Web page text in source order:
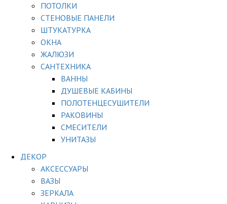
ПОТОЛКИ
СТЕНОВЫЕ ПАНЕЛИ
ШТУКАТУРКА
ОКНА
ЖАЛЮЗИ
САНТЕХНИКА
ВАННЫ
ДУШЕВЫЕ КАБИНЫ
ПОЛОТЕНЦЕСУШИТЕЛИ
РАКОВИНЫ
СМЕСИТЕЛИ
УНИТАЗЫ
ДЕКОР
АКСЕССУАРЫ
ВАЗЫ
ЗЕРКАЛА